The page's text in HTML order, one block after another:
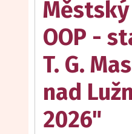
OOP -
T. G.
nad
2026"